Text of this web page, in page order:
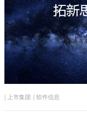
上市集团 软件信息